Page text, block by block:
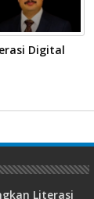
Digital
Literasi